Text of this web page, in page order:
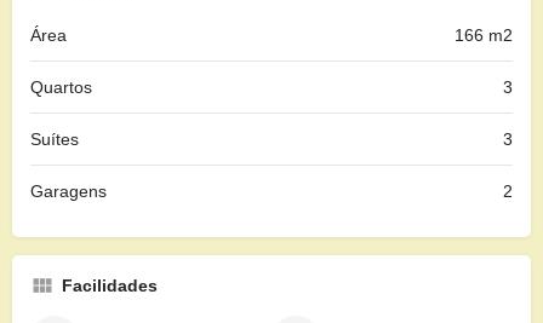
Área 166 m2
Quartos 3
Suítes 3
Garagens 2
Facilidades